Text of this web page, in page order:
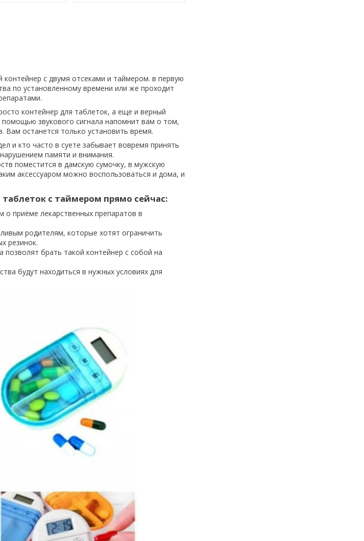
с двумя отсеками и таймером. в первую
по установленному времени или же проходит
контейнер для таблеток, а еще и верный
звукового сигнала напомнит вам о том,
Вам останется только установить время.
и кто часто в суете забывает вовремя принять
памяти и внимания.
поместится в дамскую сумочку, в мужскую
аксессуаром можно воспользоваться и дома, и
с таймером прямо сейчас:
о приёме лекарственных препаратов в
родителям, которые хотят ограничить
резинок.
брать такой контейнер с собой на
будут находиться в нужных условиях для